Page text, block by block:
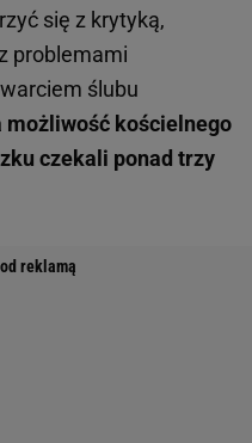
się z krytyką,
problemami
ślubu
możliwość kościelnego
czekali ponad trzy